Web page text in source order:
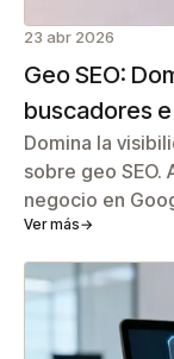
23 abr 2026
Geo SEO:
buscadores e
Domina la
sobre geo SEO.
negocio en
Ver más→